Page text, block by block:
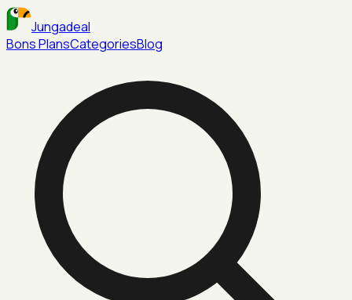
Jungadeal
Bons PlansCategoriesBlog